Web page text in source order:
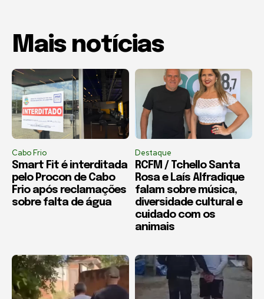
Mais notícias
Cabo Frio
Smart Fit é interditada
pelo Procon de Cabo
Frio após reclamações
sobre falta de água
Destaque
RCFM / Tchello Santa
Rosa e Laís Alfradique
falam sobre música,
diversidade cultural e
cuidado com os
animais